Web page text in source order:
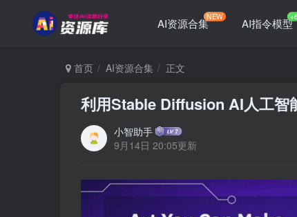
AI资源合集NEW AI指令模型
首页 AI资源合集 正文
利用Stable Diffusion AI人工智
小智助手
9月14日 20:05更新